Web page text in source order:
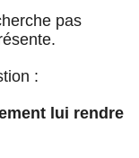
pas
:
lui rendre